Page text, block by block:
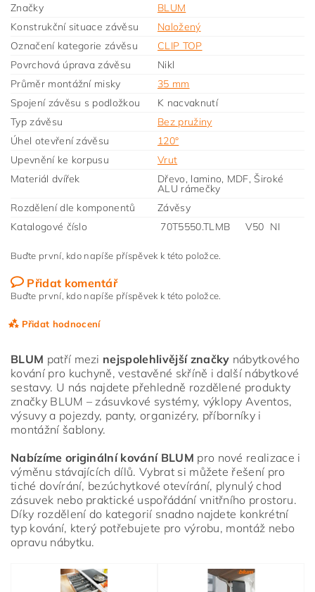
Značky
BLUM
Konstrukční situace závěsu
Naložený
Označení kategorie závěsu
CLIP TOP
Povrchová úprava závěsu
Nikl
Průměr montážní misky
35 mm
Spojení závěsu s podložkou
K nacvaknutí
Typ závěsu
Bez pružiny
Úhel otevření závěsu
120°
Upevnění ke korpusu
Vrut
Materiál dvířek
Dřevo, lamino, MDF, Široké
ALU rámečky
Rozdělení dle komponentů
Závěsy
Katalogové číslo
70T5550.TLMB V50 NI
Buďte první, kdo napíše příspěvek k této položce.
Přidat komentář
Buďte první, kdo napíše příspěvek k této položce.
Přidat hodnocení
Vložením hodnocení souhlasíte s
osobních údajů
BLUM patří mezi nejspolehlivější značky nábytkového
kování pro kuchyně, vestavěné skříně i další nábytkové
sestavy. U nás najdete přehledně rozdělené produkty
značky BLUM – zásuvkové systémy, výklopy Aventos,
výsuvy a pojezdy, panty, organizéry, příborníky i
montážní šablony.
Nabízíme originální kování BLUM pro nové realizace i
výměnu stávajících dílů. Vybrat si můžete řešení pro
tiché dovírání, bezúchytkové otevírání, plynulý chod
zásuvek nebo praktické uspořádání vnitřního prostoru.
Díky rozdělení do kategorií snadno najdete konkrétní
typ kování, který potřebujete pro výrobu, montáž nebo
opravu nábytku.